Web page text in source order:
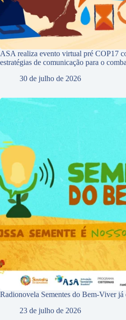
ASA realiza evento virtual pré COP17
estratégias de comunicação para o
30 de julho de 2026
Radionovela Sementes do Bem-Viver já
23 de julho de 2026